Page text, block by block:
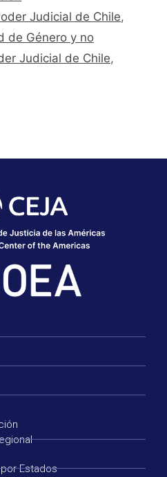
Judicial de Chile,
de Género y no
Judicial de Chile,
Estados